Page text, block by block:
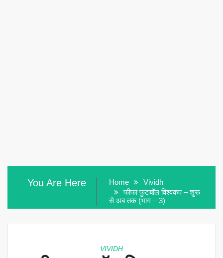
You Are Here Home
Vividh
फीफा फुटबॉल विश्वकप – शुरू
से अब तक (भाग – 3)
VIVIDH